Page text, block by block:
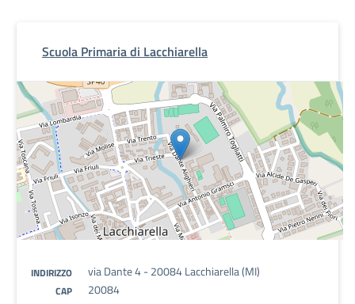
Scuola Primaria di Lacchiarella
INDIRIZZO via Dante 4 - 20084 Lacchiarella (MI)
CAP 20084